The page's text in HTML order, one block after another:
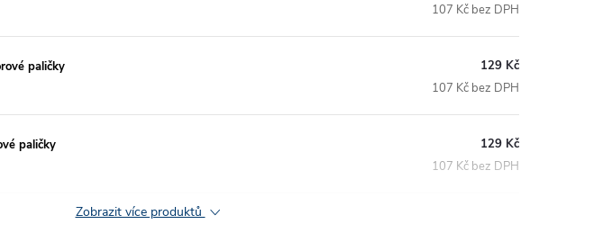
107 Kč bez DPH
paličky
129 Kč
107 Kč bez DPH
paličky
129 Kč
107 Kč bez DPH
Zobrazit více produktů